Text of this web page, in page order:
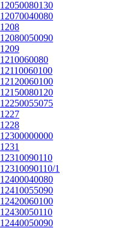
12050080130
12070040080
1208
12080050090
1209
1210060080
12110060100
12120060100
12150080120
12250055075
1227
1228
12300000000
1231
12310090110
12310090110/1
12400040080
12410055090
12420060100
12430050110
12440050090